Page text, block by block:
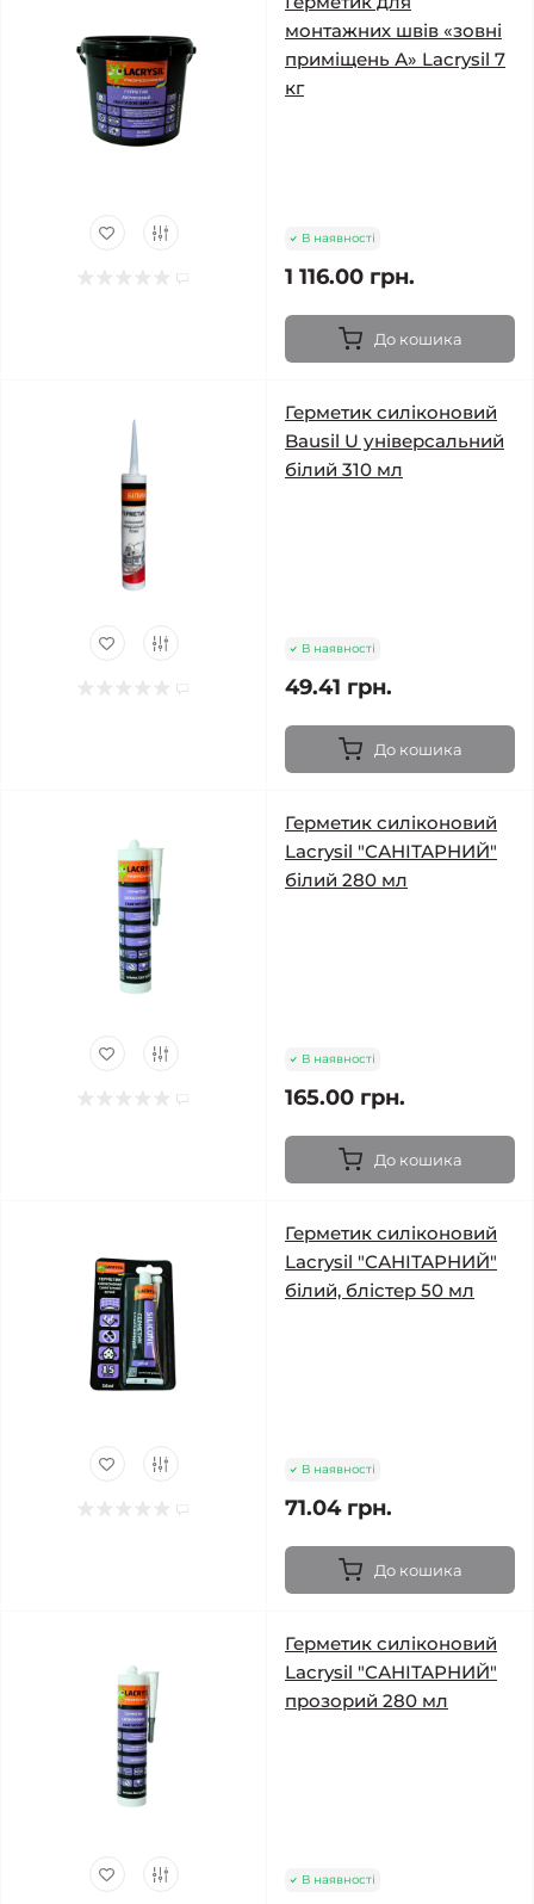
монтажних швів «зовні
приміщень А» Lacrysil 7
кг
В наявності
1 116.00 грн.
До кошика
Герметик силіконовий
Bausil U універсальний
білий 310 мл
В наявності
49.41 грн.
До кошика
Герметик силіконовий
Lacrysil "САНІТАРНИЙ"
білий 280 мл
В наявності
165.00 грн.
До кошика
Герметик силіконовий
Lacrysil "САНІТАРНИЙ"
білий, блістер 50 мл
В наявності
71.04 грн.
До кошика
Герметик силіконовий
Lacrysil "САНІТАРНИЙ"
прозорий 280 мл
В наявності